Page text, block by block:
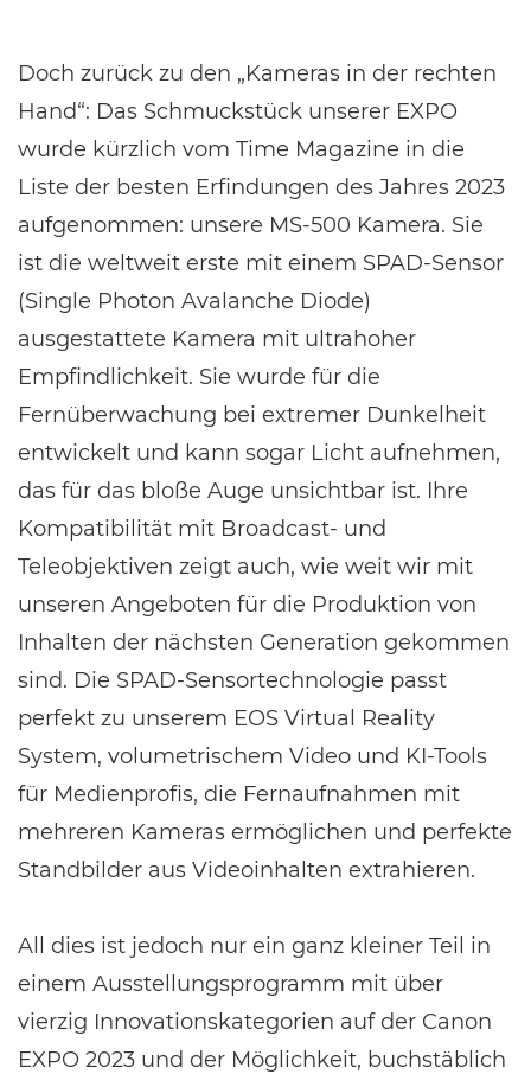
Doch zurück zu den „Kameras in der rechten
Hand“: Das Schmuckstück unserer EXPO
wurde kürzlich vom Time Magazine in die
Liste der besten Erfindungen des Jahres 2023
aufgenommen: unsere MS-500 Kamera. Sie
ist die weltweit erste mit einem SPAD-Sensor
(Single Photon Avalanche Diode)
ausgestattete Kamera mit ultrahoher
Empfindlichkeit. Sie wurde für die
Fernüberwachung bei extremer Dunkelheit
entwickelt und kann sogar Licht aufnehmen,
das für das bloße Auge unsichtbar ist. Ihre
Kompatibilität mit Broadcast- und
Teleobjektiven zeigt auch, wie weit wir mit
unseren Angeboten für die Produktion von
Inhalten der nächsten Generation gekommen
sind. Die SPAD-Sensortechnologie passt
perfekt zu unserem EOS Virtual Reality
System, volumetrischem Video und KI-Tools
für Medienprofis, die Fernaufnahmen mit
mehreren Kameras ermöglichen und perfekte
Standbilder aus Videoinhalten extrahieren.
All dies ist jedoch nur ein ganz kleiner Teil in
einem Ausstellungsprogramm mit über
vierzig Innovationskategorien auf der Canon
EXPO 2023 und der Möglichkeit, buchstäblich